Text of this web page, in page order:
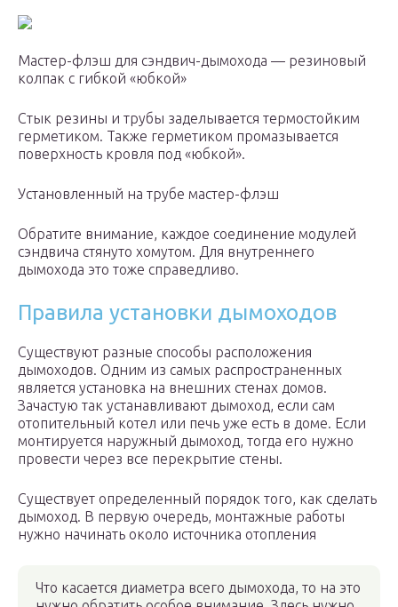
Мастер-флэш для сэндвич-дымохода — резиновый
колпак с гибкой «юбкой»
Стык резины и трубы заделывается термостойким
герметиком. Также герметиком промазывается
поверхность кровля под «юбкой».
Установленный на трубе мастер-флэш
Обратите внимание, каждое соединение модулей
сэндвича стянуто хомутом. Для внутреннего
дымохода это тоже справедливо.
Правила установки дымоходов
Существуют разные способы расположения
дымоходов. Одним из самых распространенных
является установка на внешних стенах домов.
Зачастую так устанавливают дымоход, если сам
отопительный котел или печь уже есть в доме. Если
монтируется наружный дымоход, тогда его нужно
провести через все перекрытие стены.
Существует определенный порядок того, как сделать
дымоход. В первую очередь, монтажные работы
нужно начинать около источника отопления
Что касается диаметра всего дымохода, то на это